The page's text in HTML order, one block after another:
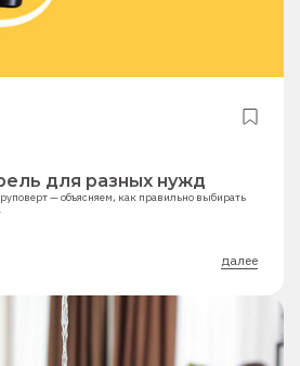
для разных нужд
— объясняем, как правильно выбирать
далее